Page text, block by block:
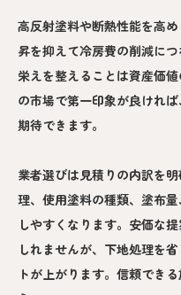
高反射塗料や断熱性能を高
昇を抑えて冷房費の削減に
栄えを整えることは資産価
の市場で第一印象が良けれ
期待できます。
業者選びは見積りの内訳を
理、使用塗料の種類、塗布
しやすくなります。安価な
しれませんが、下地処理を
トが上がります。信頼でき